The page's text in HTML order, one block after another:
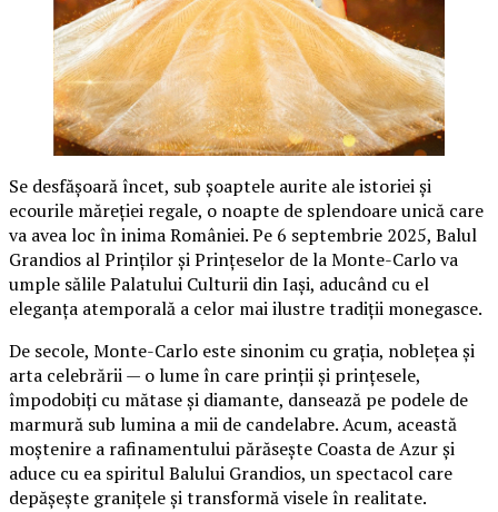
Se desfășoară încet, sub șoaptele aurite ale istoriei și
ecourile măreției regale, o noapte de splendoare unică care
va avea loc în inima României. Pe 6 septembrie 2025, Balul
Grandios al Prinților și Prințeselor de la Monte-Carlo va
umple sălile Palatului Culturii din Iași, aducând cu el
eleganța atemporală a celor mai ilustre tradiții monegasce.
De secole, Monte-Carlo este sinonim cu grația, noblețea și
arta celebrării — o lume în care prinții și prințesele,
împodobiți cu mătase și diamante, dansează pe podele de
marmură sub lumina a mii de candelabre. Acum, această
moștenire a rafinamentului părăsește Coasta de Azur și
aduce cu ea spiritul Balului Grandios, un spectacol care
depășește granițele și transformă visele în realitate.